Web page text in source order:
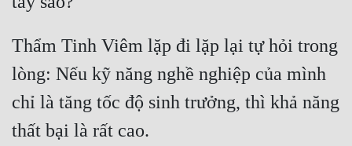
Linh Dị
Làm Giàu
Thẩm Tinh Viêm lặp đi lặp lại tự hỏi trong
lòng: Nếu kỹ năng nghề nghiệp của mình
chỉ là tăng tốc độ sinh trưởng, thì khả năng